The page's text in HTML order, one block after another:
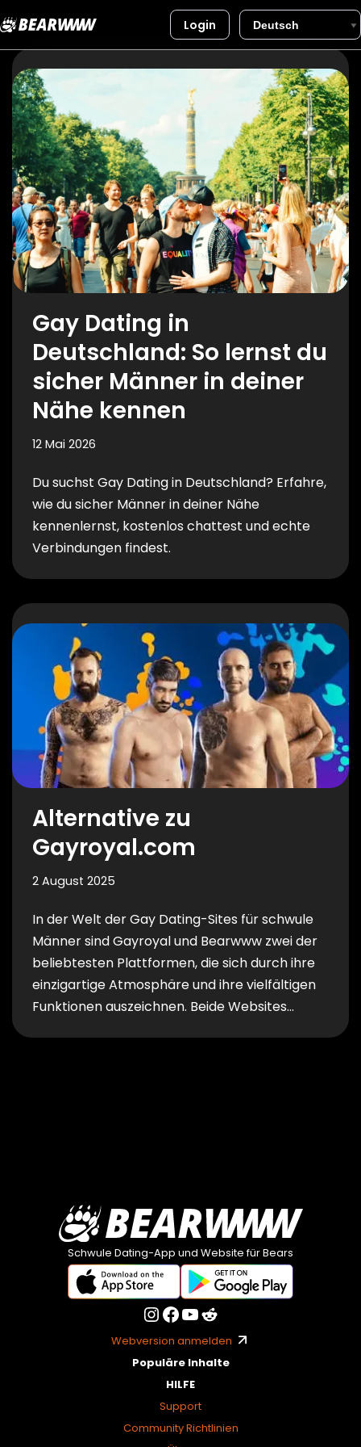
Zum
Inhalt
springen
Login
Gay Dating in
Deutschland: So lernst du
sicher Männer in deiner
Nähe kennen
12 Mai 2026
Du suchst Gay Dating in Deutschland? Erfahre,
wie du sicher Männer in deiner Nähe
kennenlernst, kostenlos chattest und echte
Verbindungen findest.
Alternative zu
Gayroyal.com
2 August 2025
In der Welt der Gay Dating-Sites für schwule
Männer sind Gayroyal und Bearwww zwei der
beliebtesten Plattformen, die sich durch ihre
einzigartige Atmosphäre und ihre vielfältigen
Funktionen auszeichnen. Beide Websites…
Schwule Dating-App und Website für Bears
Webversion anmelden
Populäre Inhalte
HILFE
Support
Community Richtlinien